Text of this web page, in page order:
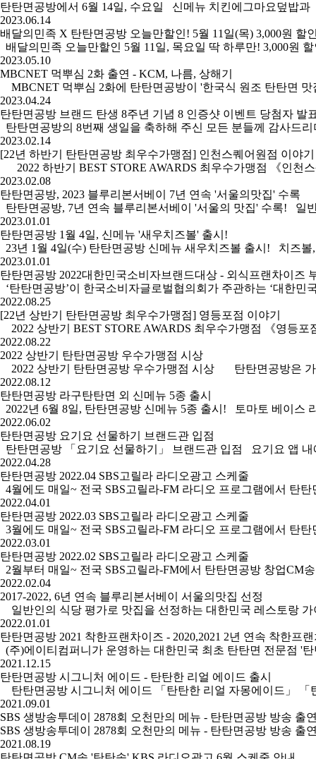
탄탄면공방에서 6월 14일, 수요일 신메뉴 치킨에그마요덮
2023.06.14
배달의민족 X 탄탄면공방 오늘만할인! 5월 11일(목) 3,000원 할
배달의민족 오늘만할인 5월 11일, 목요일 딱 하루만! 3,000원
2023.05.10
MBCNET 먹뿌심 2화 출연 - KCM, 나름, 상해기
MBCNET 먹뿌심 2화에 탄탄면공방이 '한국식 원조 탄탄면
2023.04.24
탄탄면공방 브랜드 탄생 8주년 기념 8 인증샷 이벤트 당첨자 발
탄탄면공방의 8번째 생일을 축하해 주신 모든 분들께 감사드
2023.02.14
[22년 하반기 탄탄면공방 최우수가맹점] 인천스퀘어원점 이야기
2022 하반기 BEST STORE AWARDS 최우수가맹점 《인천
2023.02.08
탄탄면공방, 2023 블루리본서베이 7년 연속 '서울의맛집' 수록
탄탄면공방, 7년 연속 블루리본서베이 '서울의 맛집' 수록! 일
2023.01.01
탄탄면공방 1월 4일, 신메뉴 '새우치즈볼' 출시!
23년 1월 4일(수) 탄탄면공방 신메뉴 새우치즈볼 출시! 치즈
2023.01.01
탄탄면공방 2022대한민국소비자브랜드대상 - 외식프랜차이즈
‘탄탄면공방’이 한국소비자글로벌협의회가 주관하는 ‘대한
2022.08.25
[22년 상반기 탄탄면공방 최우수가맹점] 영등포점 이야기
2022 상반기 BEST STORE AWARDS 최우수가맹점 《영등
2022.08.22
2022 상반기 탄탄면공방 우수가맹점 시상
2022 상반기 탄탄면공방 우수가맹점 시상 탄탄면공방은 가
2022.08.12
탄탄면공방 라구탄탄면 외 신메뉴 5종 출시
2022년 6월 8일, 탄탄면공방 신메뉴 5종 출시! 토마토 베이
2022.06.02
탄탄면공방 요기요 선물하기 브랜드관 입점
탄탄면공방 「요기요 선물하기」 브랜드관 입점 요기요 앱
2022.04.28
탄탄면공방 2022.04 SBS고릴라 라디오광고 스케줄
4월에도 매일~ 전국 SBS고릴라-FM 라디오 프로그램에서
2022.04.01
탄탄면공방 2022.03 SBS고릴라 라디오광고 스케줄
3월에도 매일~ 전국 SBS고릴라-FM 라디오 프로그램에서
2022.03.01
탄탄면공방 2022.02 SBS고릴라 라디오광고 스케줄
2월부터 매일~ 전국 SBS고릴라-FM에서 탄탄면공방 창업
2022.02.04
2017-2022, 6년 연속 블루리본서베이 서울의맛집 선정
일반인의 식당 평가로 맛집을 선정하는 대한민국 레스토랑 가
2022.01.01
탄탄면공방 2021 착한프랜차이즈 - 2020,2021 2년 연속 착한프
(주)에이티컴퍼니가 운영하는 대한민국 최초 탄탄면 전문점 '
2021.12.15
탄탄면공방 시그니처 에이드 - 탄탄한 리얼 에이드 출시
탄탄면공방 시그니처 에이드 「탄탄한 리얼 자몽에이드」
2021.09.01
SBS 생방송투데이 2878회 오천만의 메뉴 - 탄탄면공방 방송 출
SBS 생방송투데이 2878회 오천만의 메뉴 - 탄탄면공방 방송
2021.08.19